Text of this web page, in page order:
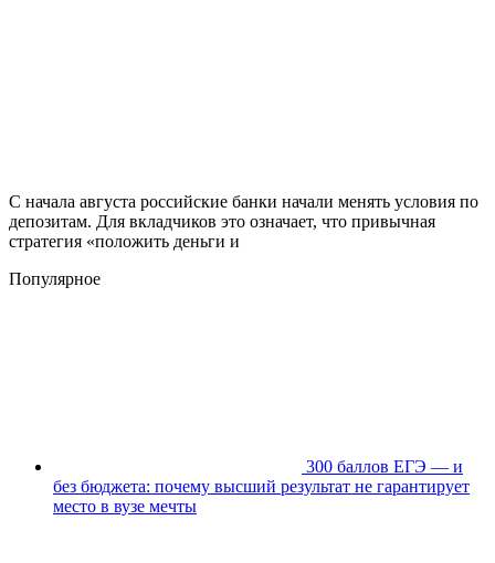
С начала августа российские банки начали менять условия по
депозитам. Для вкладчиков это означает, что привычная
стратегия «положить деньги и
Популярное
300 баллов ЕГЭ — и
без бюджета: почему высший результат не гарантирует
место в вузе мечты